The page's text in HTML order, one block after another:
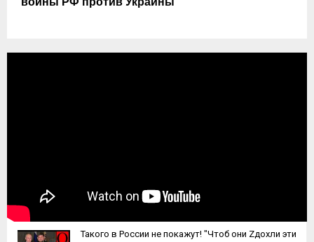
Такого в России не покажут! "Чтоб они Zдохли эти